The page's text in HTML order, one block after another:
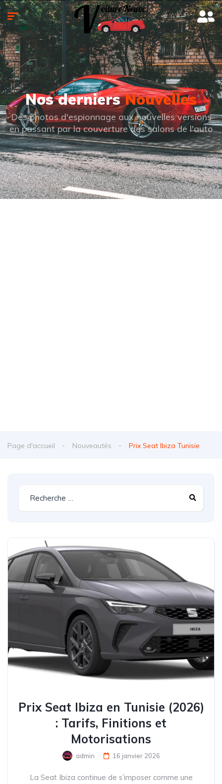
Nos derniersNouvelles
Des photos d'espionnage aux nouvelles versions
en passant par la couverture des salons de l'auto
Page d'accueil Nouveautés Prix Seat Ibiza Tunisie
Prix Seat Ibiza en Tunisie (2026)
: Tarifs, Finitions et
Motorisations
admin 16 janvier 2026
La Seat Ibiza continue de s’imposer comme une